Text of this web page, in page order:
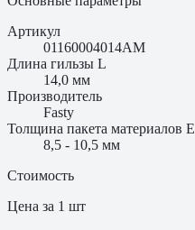
Артикул
01160004014AM
Длина гильзы L
14,0 мм
Производитель
Fasty
Толщина пакета материалов E
8,5 - 10,5 мм
Стоимость
Цена за 1 шт